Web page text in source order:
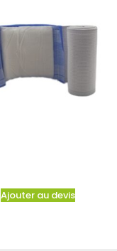
Ajouter au devis